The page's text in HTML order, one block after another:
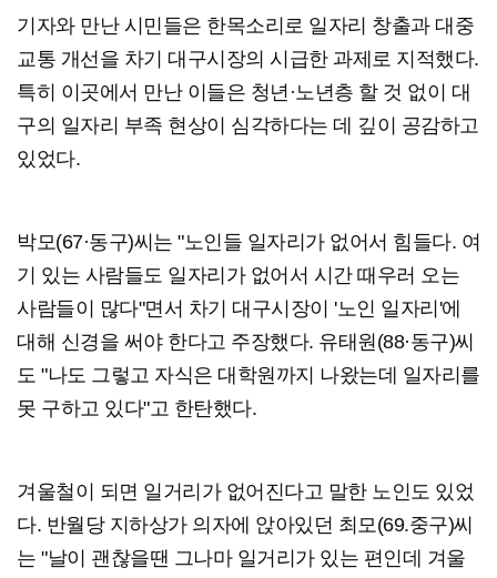
기자와 만난 시민들은 한목소리로 일자리 창출과 대중
교통 개선을 차기 대구시장의 시급한 과제로 지적했다.
특히 이곳에서 만난 이들은 청년·노년층 할 것 없이 대
구의 일자리 부족 현상이 심각하다는 데 깊이 공감하고
있었다.
박모(67·동구)씨는 "노인들 일자리가 없어서 힘들다. 여
기 있는 사람들도 일자리가 없어서 시간 때우러 오는
사람들이 많다"면서 차기 대구시장이 '노인 일자리'에
대해 신경을 써야 한다고 주장했다. 유태원(88·동구)씨
도 "나도 그렇고 자식은 대학원까지 나왔는데 일자리를
못 구하고 있다"고 한탄했다.
겨울철이 되면 일거리가 없어진다고 말한 노인도 있었
다. 반월당 지하상가 의자에 앉아있던 최모(69.중구)씨
는 "날이 괜찮을땐 그나마 일거리가 있는 편인데 겨울